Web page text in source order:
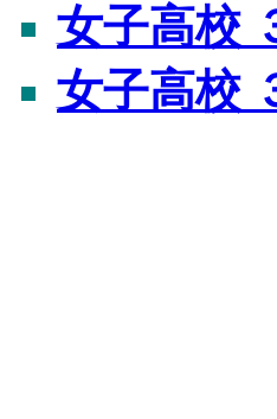
女子高校
女子高校